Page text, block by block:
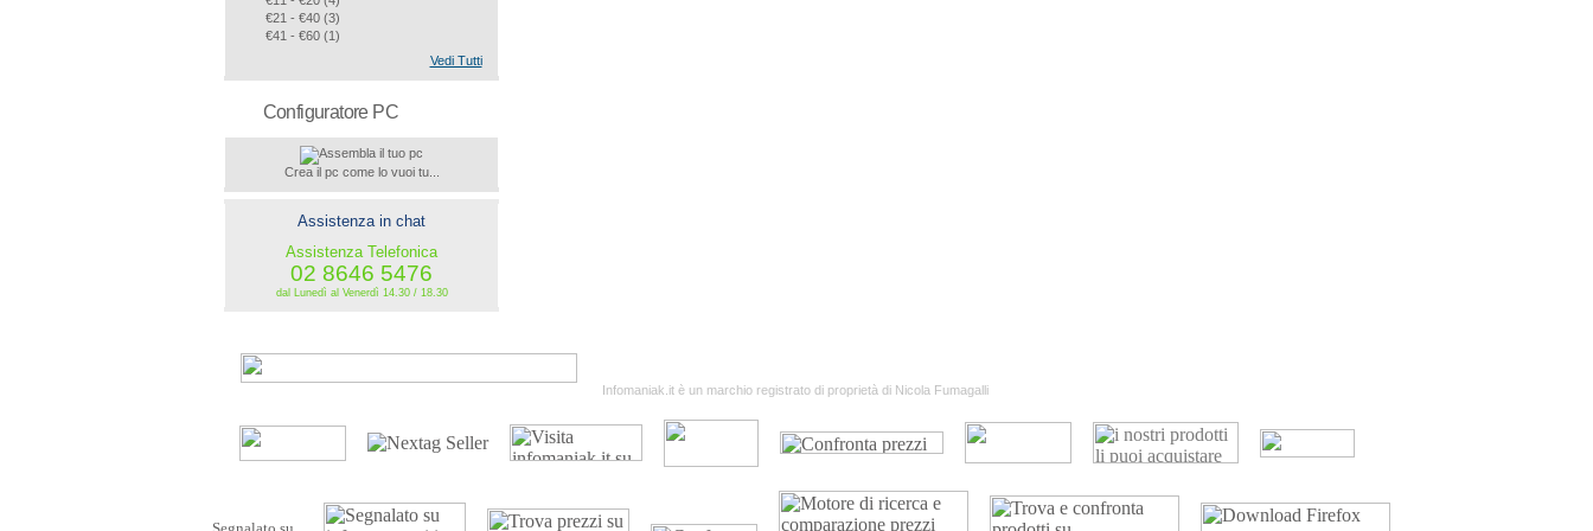
€21 - €40 (3)
€41 - €60 (1)
Vedi Tutti
Configuratore PC
Crea il pc come lo vuoi tu...
Assistenza in chat
Assistenza Telefonica
02 8646 5476
dal Lunedì al Venerdì 14.30 / 18.30
Infomaniak.it è un marchio registrato di proprietà di Nicola Fumagalli